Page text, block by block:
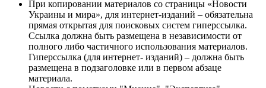
При копировании материалов со страницы «Новости
Украины и мира», для интернет-изданий – обязательна
прямая открытая для поисковых систем гиперссылка.
Ссылка должна быть размещена в независимости от
полного либо частичного использования материалов.
Гиперссылка (для интернет- изданий) – должна быть
размещена в подзаголовке или в первом абзаце
материала.